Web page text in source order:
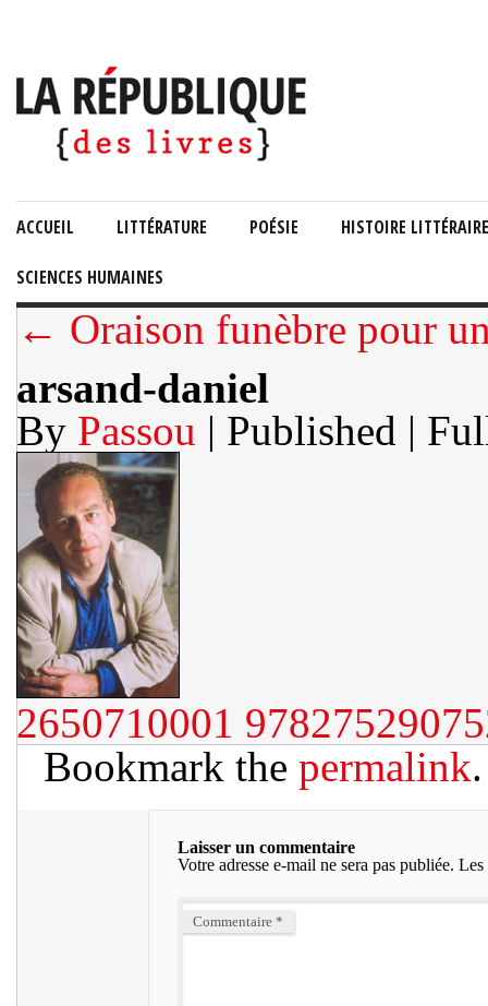
ACCUEIL LITTÉRATURE POÉSIE HISTOIRE LITTÉRAIRE
SCIENCES HUMAINES
← Oraison funèbre pour
arsand-daniel
By Passou | Published |
2650710001
Bookmark the permalink.
Laisser un commentaire
Votre adresse e-mail ne sera pas publiée. Les
Commentaire *